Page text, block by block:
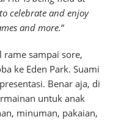
celebrate and enjoy
and more.“
rame sampai sore,
ke Eden Park. Suami
Benar aja, di
untuk anak
minuman, pakaian,